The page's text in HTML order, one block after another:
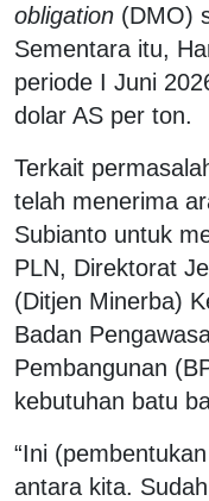
obligation (DMO)
Sementara itu,
periode I Juni
dolar AS per ton.
Terkait
telah menerima
Subianto untuk
PLN, Direktorat
(Ditjen Minerba)
Badan
Pembangunan
kebutuhan batu
“Ini
antara kita.